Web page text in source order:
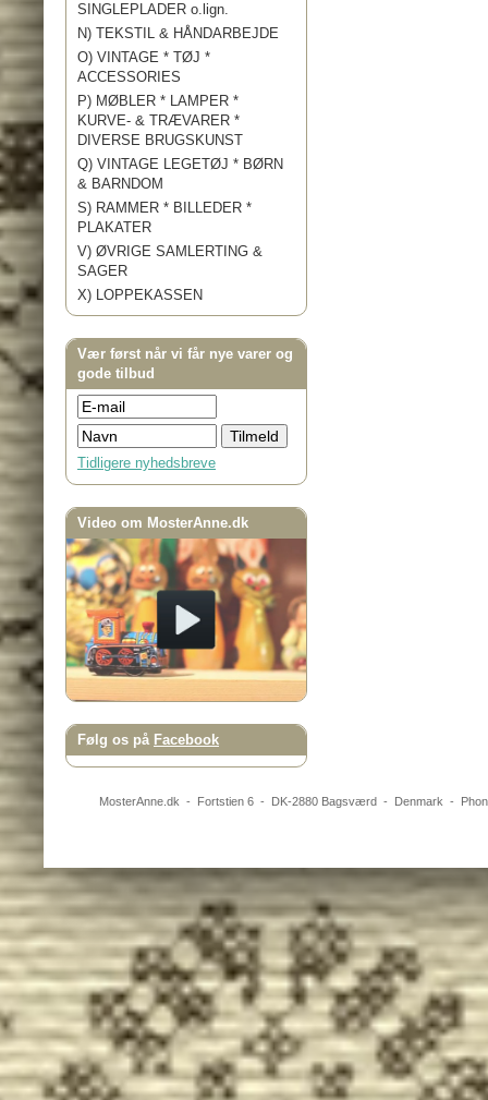
SINGLEPLADER o.lign.
N) TEKSTIL & HÅNDARBEJDE
O) VINTAGE * TØJ *
ACCESSORIES
P) MØBLER * LAMPER *
KURVE- & TRÆVARER *
DIVERSE BRUGSKUNST
Q) VINTAGE LEGETØJ * BØRN
& BARNDOM
S) RAMMER * BILLEDER *
PLAKATER
V) ØVRIGE SAMLERTING &
SAGER
X) LOPPEKASSEN
Vær først når vi får nye varer og
gode tilbud
Tidligere nyhedsbreve
Video om MosterAnne.dk
Følg os på Facebook
MosterAnne.dk - Fortstien 6- DK-2880 Bagsværd- Denmark -